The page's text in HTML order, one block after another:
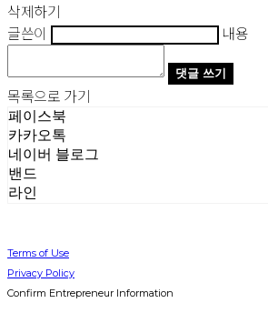
삭제하기
글쓴이
내용
댓글 쓰기
목록으로 가기
페이스북
카카오톡
네이버 블로그
밴드
라인
Terms of Use
Privacy Policy
Confirm Entrepreneur Information